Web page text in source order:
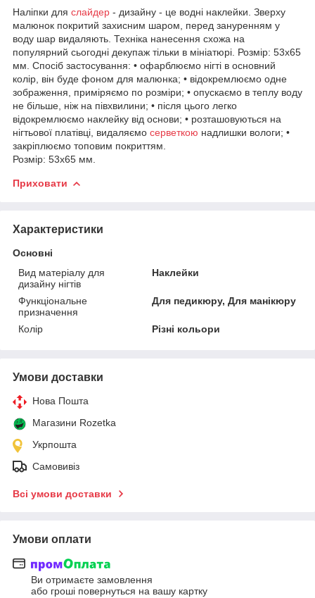
Наліпки для слайдер - дизайну - це водні наклейки. Зверху
малюнок покритий захисним шаром, перед зануренням у
воду шар видаляють. Техніка нанесення схожа на
популярний сьогодні декупаж тільки в мініатюрі. Розмір: 53х65
мм. Спосіб застосування: • офарблюємо нігті в основний
колір, він буде фоном для малюнка; • відокремлюємо одне
зображення, приміряємо по розміри; • опускаємо в теплу воду
не більше, ніж на півхвилини; • після цього легко
відокремлюємо наклейку від основи; • розташовуються на
нігтьової платівці, видаляємо серветкою надлишки вологи; •
закріплюємо топовим покриттям.
Розмір: 53х65 мм.
Приховати
Характеристики
Основні
Вид матеріалу для
дизайну нігтів
Наклейки
Функціональне
призначення
Для педикюру, Для манікюру
Колір Різні кольори
Умови доставки
Нова Пошта
Магазини Rozetka
Укрпошта
Самовивіз
Всі умови доставки
Умови оплати
Ви отримаєте замовлення
або гроші повернуться на вашу картку